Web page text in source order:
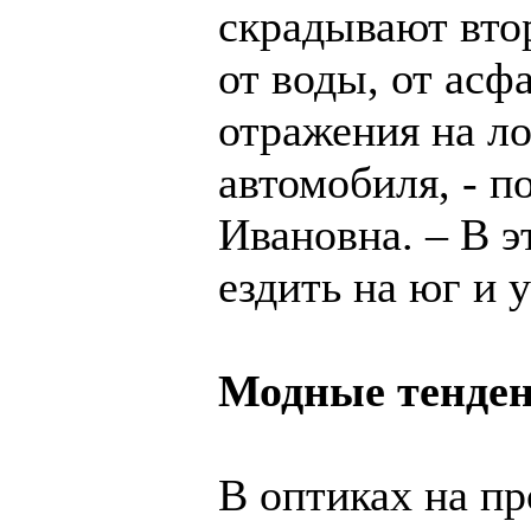
скрадывают
от воды, от
отражения на
автомобиля, -
Ивановна. – В
ездить на юг и
Модные
В оптиках на